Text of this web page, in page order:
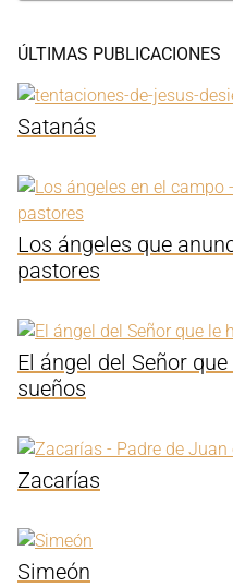
ÚLTIMAS PUBLICACIONES
Satanás
Los ángeles que
pastores
El ángel del Señor
sueños
Zacarías
Simeón